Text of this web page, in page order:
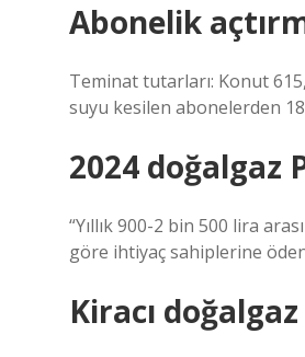
Abonelik
Teminat tutarları: Konut
suyu kesilen abonelerden
2024 doğalgaz
“Yıllık 900-2 bin 500 lira
göre ihtiyaç sahiplerine
Kiracı